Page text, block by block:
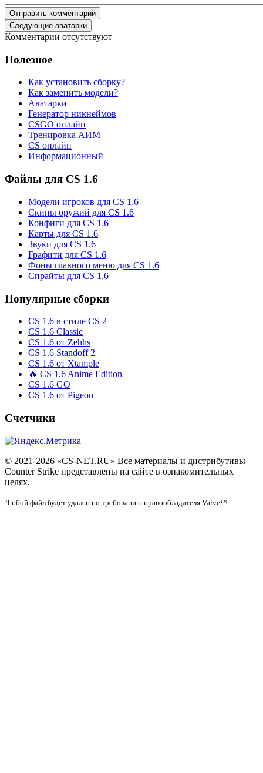
Отправить комментарий
Следующие аватарки
Комментарии отсутствуют
Полезное
Как установить сборку?
Как заменить модели?
Аватарки
Генератор никнеймов
CSGO онлайн
Тренировка АИМ
CS онлайн
Информационный
Файлы для CS 1.6
Модели игроков для CS 1.6
Скины оружий для CS 1.6
Конфиги для CS 1.6
Карты для CS 1.6
Звуки для CS 1.6
Графити для CS 1.6
Фоны главного меню для CS 1.6
Спрайты для CS 1.6
Популярные сборки
CS 1.6 в стиле CS 2
CS 1.6 Classic
CS 1.6 от Zehhs
CS 1.6 Standoff 2
CS 1.6 от Xtample
🔥 CS 1.6 Anime Edition
CS 1.6 GO
CS 1.6 от Pigeon
Счетчики
© 2021-2026 «CS-NET.RU» Все материалы и дистрибутивы
Counter Strike представлены на сайте в ознакомительных
целях.
Любой файл будет удален по требованию правообладателя Valve™